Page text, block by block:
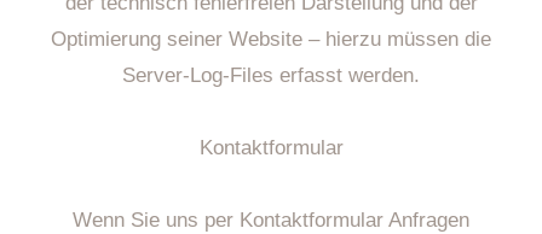
Optimierung seiner Website – hierzu müssen die
Server-Log-Files erfasst werden.
Kontaktformular
Wenn Sie uns per Kontaktformular Anfragen